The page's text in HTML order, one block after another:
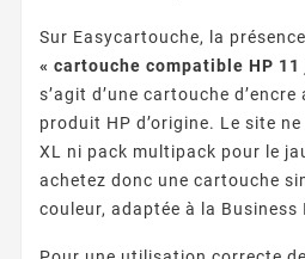
Sur Easycartouche, la
« cartouche compatible HP 11
s’agit d’une cartouche
produit HP d’origine. Le site
XL ni pack multipack pour le
achetez donc une cartouche
couleur, adaptée à la Business